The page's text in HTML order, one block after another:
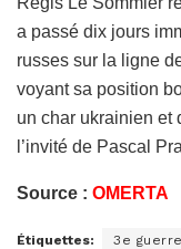
a passé dix jours
russes sur la ligne
voyant sa position
un char ukrainien et
l’invité de Pascal
Source : OMERTA
Étiquettes: 3e